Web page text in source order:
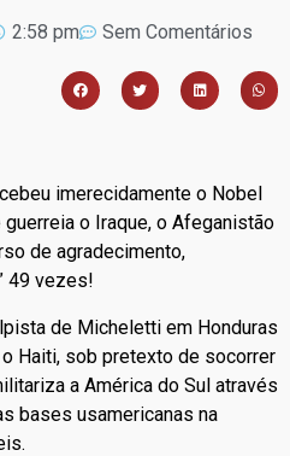
2:58 pm Sem Comentários
imerecidamente o Nobel
o Iraque, o Afeganistão
de agradecimento,
49 vezes!
de Micheletti em Honduras
Haiti, sob pretexto de socorrer
a América do Sul através
bases usamericanas na